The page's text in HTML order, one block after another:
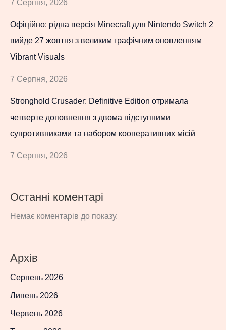
7 Серпня, 2026
Офіційно: рідна версія Minecraft для Nintendo Switch 2
вийде 27 жовтня з великим графічним оновленням
Vibrant Visuals
7 Серпня, 2026
Stronghold Crusader: Definitive Edition отримала
четверте доповнення з двома підступними
супротивниками та набором кооперативних місій
7 Серпня, 2026
Останні коментарі
Немає коментарів до показу.
Архів
Серпень 2026
Липень 2026
Червень 2026